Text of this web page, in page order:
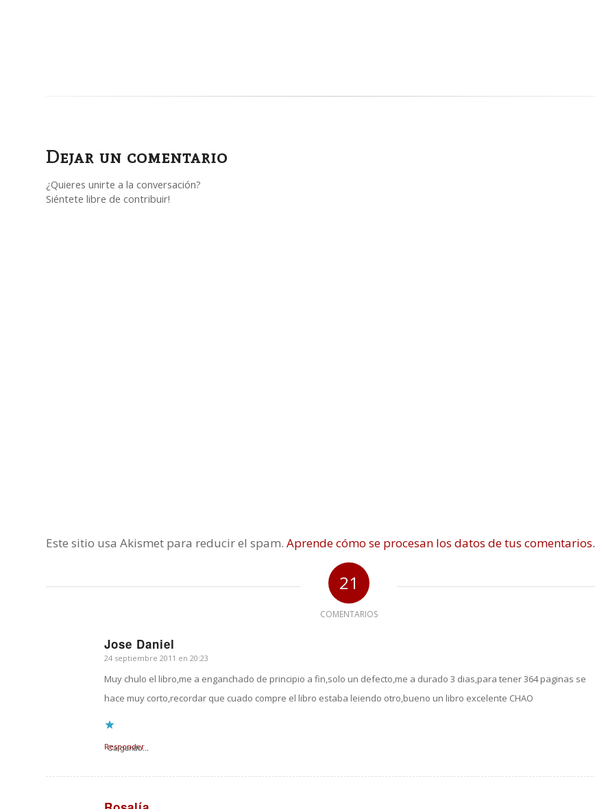
Dejar un comentario
¿Quieres unirte a la conversación?
Siéntete libre de contribuir!
Este sitio usa Akismet para reducir el spam. Aprende cómo se procesan los datos de tus comentarios.
21
COMENTARIOS
Jose Daniel
Dice:
24 septiembre 2011 en 20:23
Muy chulo el libro,me a enganchado de principio a fin,solo un defecto,me a durado 3 dias,para tener 364 paginas se
hace muy corto,recordar que cuado compre el libro estaba leiendo otro,bueno un libro excelente CHAO
Cargando...
Responder